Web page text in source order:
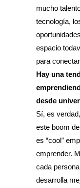
mucho
tecnología,
espacio
para
Hay una
desde
Sí, es
este boom
es “cool”
emprender.
cada
desarrolla